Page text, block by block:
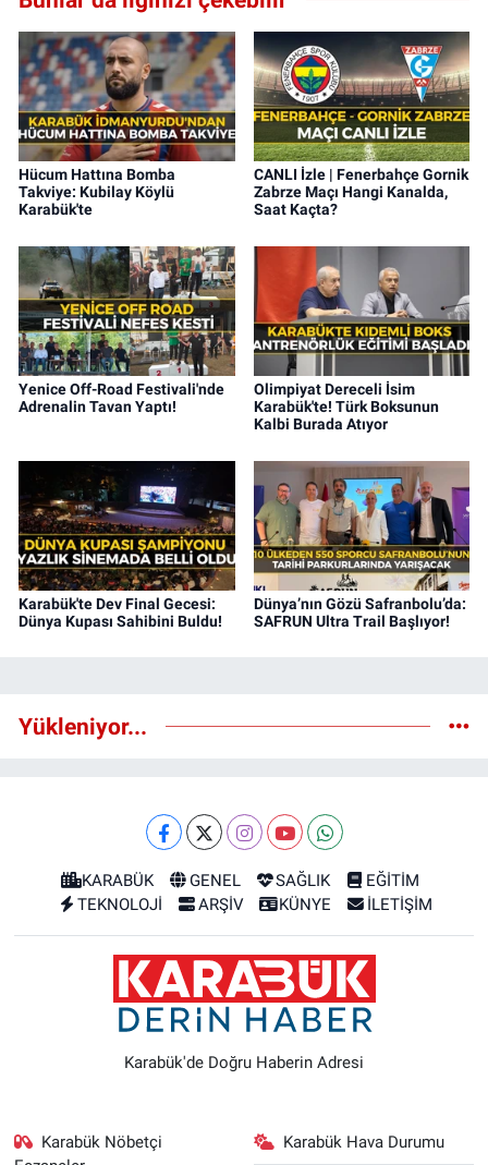
Hücum Hattına Bomba
Takviye: Kubilay Köylü
Karabük'te
CANLI İzle | Fenerbahçe Gornik
Zabrze Maçı Hangi Kanalda,
Saat Kaçta?
Yenice Off-Road Festivali'nde
Adrenalin Tavan Yaptı!
Olimpiyat Dereceli İsim
Karabük'te! Türk Boksunun
Kalbi Burada Atıyor
Karabük'te Dev Final Gecesi:
Dünya Kupası Sahibini Buldu!
Dünya’nın Gözü Safranbolu’da:
SAFRUN Ultra Trail Başlıyor!
Yükleniyor...
KARABÜK GENEL SAĞLIK
EĞİTİM
TEKNOLOJİ
ARŞİV KÜNYE İLETİŞİM
Karabük'de Doğru Haberin Adresi
Karabük Nöbetçi
Karabük Hava Durumu